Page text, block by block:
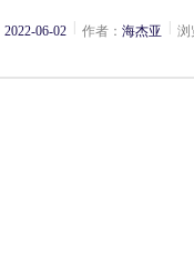
2022-06-02 作者： 海杰亚 浏